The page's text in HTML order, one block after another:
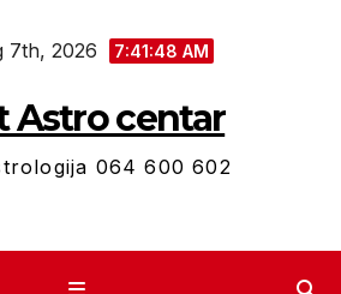
7th, 2026 7:41:49 AM
Astro centar
064 600 602